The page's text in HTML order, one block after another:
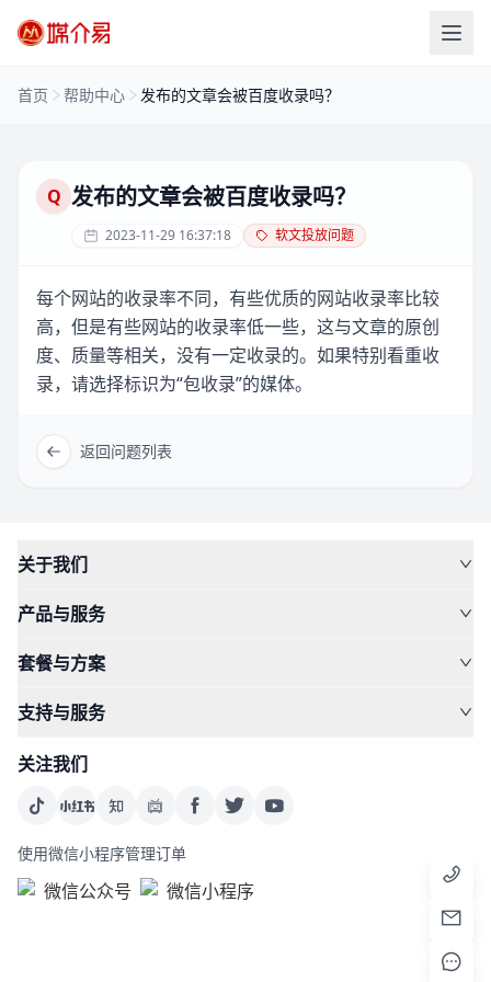
首页 帮助中心 发布的文章会被百度收录吗？
Q 发布的文章会被百度收录吗？
2023-11-29 16:37:18 软文投放问题
每个网站的收录率不同，有些优质的网站收录率比较
高，但是有些网站的收录率低一些，这与文章的原创
度、质量等相关，没有一定收录的。如果特别看重收
录，请选择标识为“包收录”的媒体。
返回问题列表
关于我们
产品与服务
套餐与方案
支持与服务
关注我们
使用微信小程序管理订单